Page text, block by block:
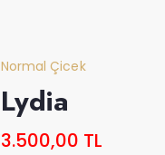
Normal Çicek
Lydia
3.500,00 TL